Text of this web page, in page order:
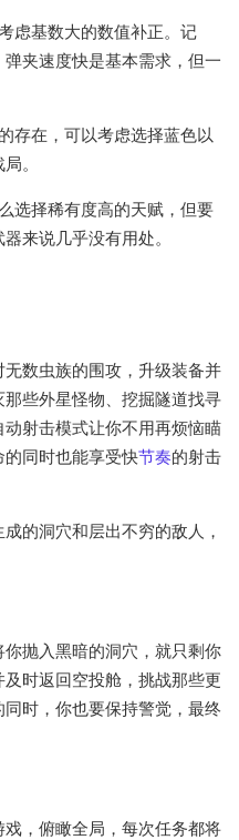
虑基数大的数值补正。记
夹速度快是基本需求，但一
存在，可以考虑选择蓝色以
。
选择稀有度高的天赋，但要
来说几乎没有用处。
数虫族的围攻，升级装备并
些外星怪物、挖掘隧道找寻
射击模式让你不用再烦恼瞄
同时也能享受快节奏的射击
的洞穴和层出不穷的敌人，
抛入黑暗的洞穴，就只剩你
时返回空投舱，挑战那些更
时，你也要保持警觉，最终
，俯瞰全局，每次任务都将